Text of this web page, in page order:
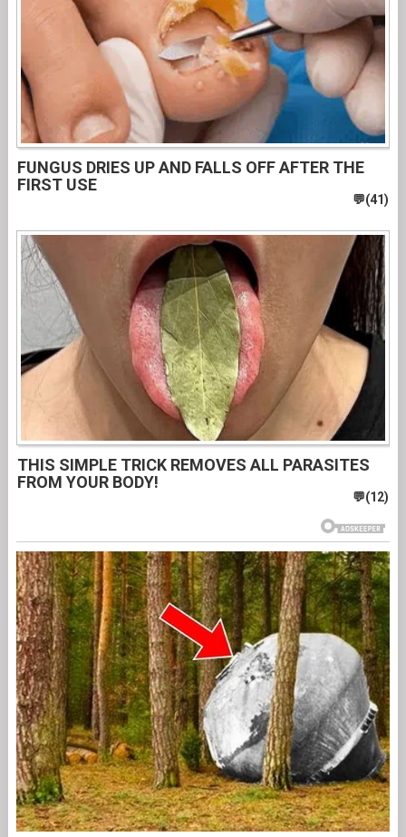
FUNGUS DRIES UP AND FALLS OFF AFTER THE
FIRST USE
THIS SIMPLE TRICK REMOVES ALL PARASITES
FROM YOUR BODY!